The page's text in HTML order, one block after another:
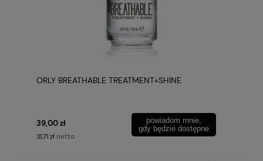
ORLY BREATHABLE TREATMENT+SHINE
39,00 zł
31,71 zł netto
powiadom mnie,
gdy będzie dostępne